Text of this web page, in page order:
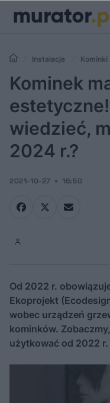
Instalacje Kominki
estetyczne! Co trzeba
Kominek
wiedzieć,
2024 r.?
2021-10-27 16:50
Od 2022 r.
Ekoprojekt
wobec urządzeń
kominków.
użytkować od 2022 r.